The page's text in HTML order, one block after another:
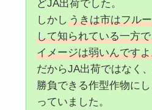
どJA出荷でした。
しかし うきは市はフル
して知られている一方
イメージは弱いんです
だからJA出荷ではなく
勝負できる作型作物に
っていました。